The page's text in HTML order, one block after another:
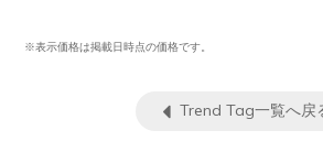
※表示価格は掲載日時点の価格です。
Trend Tag一覧へ戻